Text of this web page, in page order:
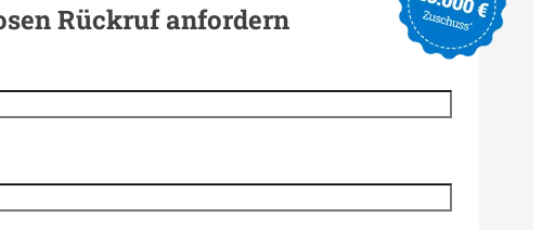
Rückruf anfordern